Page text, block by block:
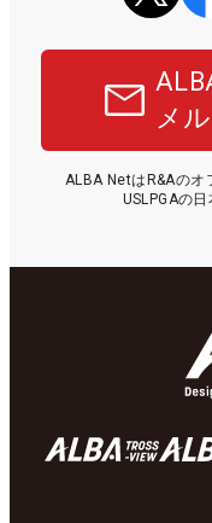
メ
ALBA NetはR&Aのオ
USLPGAの